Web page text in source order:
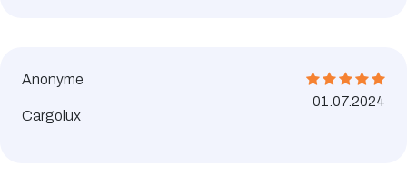
Anonyme
Cargolux
01.07.2024